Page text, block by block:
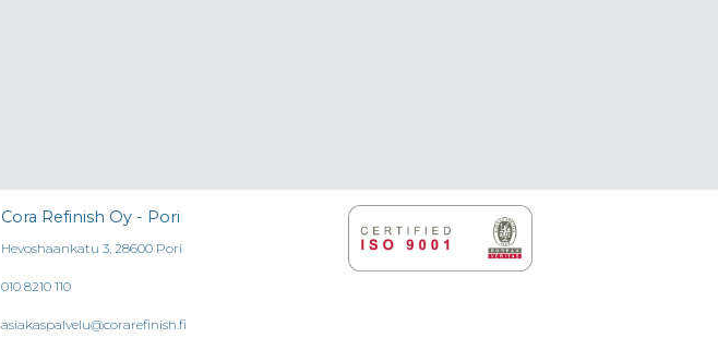
Cora Refinish Oy - Pori
Hevoshaankatu 3, 28600 Pori
010 8210 110
asiakaspalvelu@corarefinish.fi